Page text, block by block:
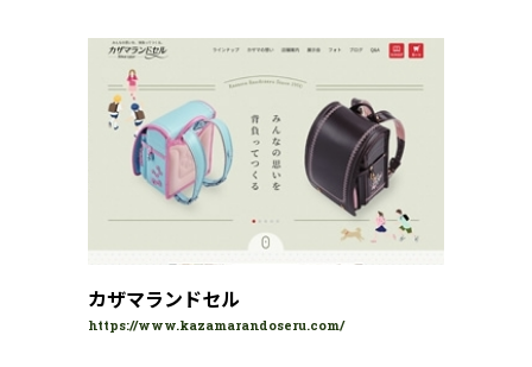
カザマランドセル
https://www.kazamarandoseru.com/